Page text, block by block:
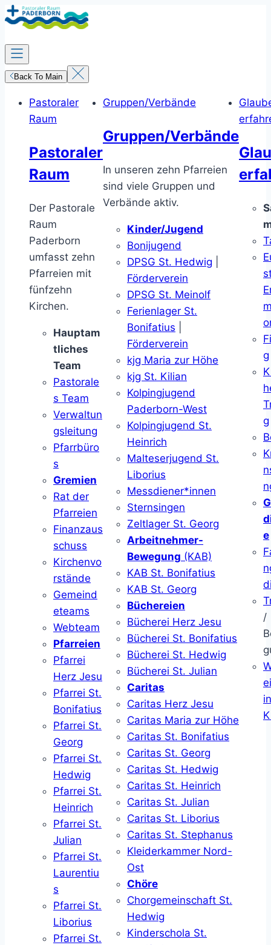
Zum
Inhalt
springen
Back To Main
Pastoraler
Raum
Pastoraler
Raum
Der Pastorale
Raum
Paderborn
umfasst zehn
Pfarreien mit
fünfzehn
Kirchen.
Hauptam
tliches
Team
Pastorale
s Team
Verwaltun
gsleitung
Pfarrbüro
s
Gremien
Rat der
Pfarreien
Finanzaus
schuss
Kirchenvo
rstände
Gemeind
eteams
Webteam
Pfarreien
Pfarrei
Herz Jesu
Pfarrei St.
Bonifatius
Pfarrei St.
Georg
Pfarrei St.
Hedwig
Pfarrei St.
Heinrich
Pfarrei St.
Julian
Pfarrei St.
Laurentiu
s
Pfarrei St.
Liborius
Pfarrei St.
Gruppen/Verbände
Gruppen/Verbände
In unseren zehn Pfarreien
sind viele Gruppen und
Verbände aktiv.
Kinder/Jugend
Bonijugend
DPSG St. Hedwig
Förderverein
DPSG St. Meinolf
Ferienlager St.
Bonifatius
Förderverein
kjg Maria zur Höhe
kjg St. Kilian
Kolpingjugend
Paderborn-West
Kolpingjugend St.
Heinrich
Malteserjugend St.
Liborius
Messdiener*innen
Sternsingen
Zeltlager St. Georg
Arbeitnehmer-
Bewegung (KAB)
KAB St. Bonifatius
KAB St. Georg
Büchereien
Bücherei Herz Jesu
Bücherei St. Bonifatius
Bücherei St. Hedwig
Bücherei St. Julian
Caritas
Caritas Herz Jesu
Caritas Maria zur Höhe
Caritas St. Bonifatius
Caritas St. Georg
Caritas St. Hedwig
Caritas St. Heinrich
Caritas St. Julian
Caritas St. Liborius
Caritas St. Stephanus
Kleiderkammer Nord-
Ost
Chöre
Chorgemeinschaft St.
Hedwig
Kinderschola St.
g
g
e
/